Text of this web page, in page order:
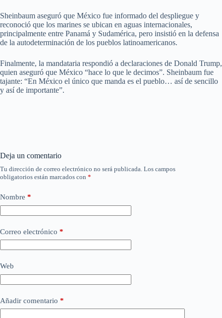
Sheinbaum aseguró que México fue informado del despliegue y
reconoció que los marines se ubican en aguas internacionales,
principalmente entre Panamá y Sudamérica, pero insistió en la defensa
de la autodeterminación de los pueblos latinoamericanos.
Finalmente, la mandataria respondió a declaraciones de Donald Trump,
quien aseguró que México “hace lo que le decimos”. Sheinbaum fue
tajante: “En México el único que manda es el pueblo… así de sencillo
y así de importante”.
Deja un comentario
Tu dirección de correo electrónico no será publicada. Los campos
obligatorios están marcados con *
Nombre *
Correo electrónico *
Web
Añadir comentario *